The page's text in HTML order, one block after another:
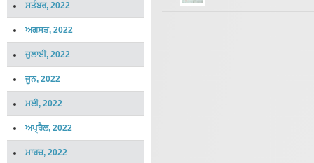
ਸਤੰਬਰ, 2022
ਅਗਸਤ, 2022
ਜੁਲਾਈ, 2022
ਜੂਨ, 2022
ਮਈ, 2022
ਅਪ੍ਰੈਲ, 2022
ਮਾਰਚ, 2022